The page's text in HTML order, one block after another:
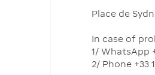
Place de
In case of
1/ WhatsApp
2/ Phone +33